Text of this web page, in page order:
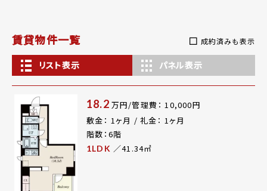
賃貸物件一覧 成約済みも表示
リスト表示 パネル表示
18.2 万円/管理費： 10,000円
敷金： 1ヶ月 / 礼金： 1ヶ月
階数：6階
1LDK ／41.34㎡